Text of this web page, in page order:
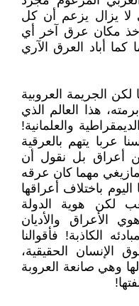
لا يزال يزعم أن كل
مكان عرق آخر أي
أباد العرق الآري
لكن الجريمة العروبية
هذا العالم الذي
والعلمانية!
عربا يتهم بالعرقية
عن أعراق بل نقول أن
مهما كان عرقه
اليوم باختلاف أعراقها
لكن هوية الدولة
الأعراق والأديان
الكاذبة! فأقوالنا
الإنسان الحقيقية،
وهي صانعة العروبة